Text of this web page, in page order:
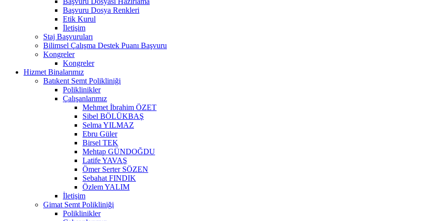
Başvuru Dosya Renkleri
Etik Kurul
İletişim
Staj Başvuruları
Bilimsel Çalışma Destek Puanı Başvuru
Kongreler
Kongreler
Hizmet Binalarımız
Batıkent Semt Polikliniği
Poliklinikler
Çalışanlarımız
Mehmet İbrahim ÖZET
Sibel BÖLÜKBAŞ
Selma YILMAZ
Ebru Güler
Birsel TEK
Mehtap GÜNDOĞDU
Latife YAVAŞ
Ömer Serter SÖZEN
Sebahat FINDIK
Özlem YALIM
İletişim
Gimat Semt Polikliniği
Poliklinikler